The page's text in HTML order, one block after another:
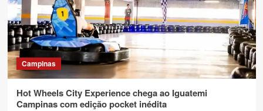
Campinas
Hot Wheels City Experience chega ao Iguatemi
Campinas com edição pocket inédita